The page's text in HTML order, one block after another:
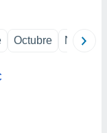
Octubre